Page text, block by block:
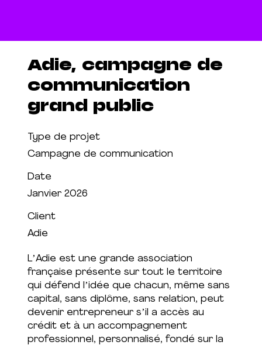
Adie, campagne de
communication
grand public
Type de projet
Campagne de communication
Date
Janvier 2026
Client
Adie
LʼAdie est une grande association
française présente sur tout le territoire
qui défend lʼidée que chacun, même sans
capital, sans diplôme, sans relation, peut
devenir entrepreneur sʼil a accès au
crédit et à un accompagnement
professionnel, personnalisé, fondé sur la